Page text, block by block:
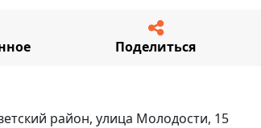
Поделиться
район, улица Молодости, 15